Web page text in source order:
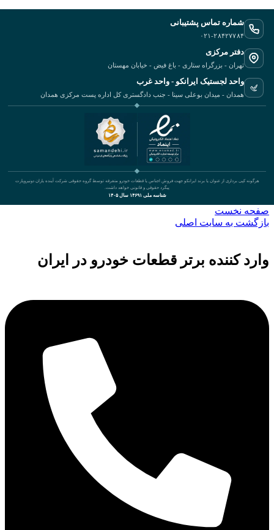
شماره تماس پشتیبانی
۰۲۱-۲۸۴۲۷۷۸۴
دفتر مرکزی
تهران - بزرگراه ستاری - باغ فیض - خیابان مهستان
واحد لجستیک ایرانکو - واحد غرب
همدان - میدان بوعلی سینا - جنب دادگستری کل اداره پست مرکزی همدان
هرگونه کپی برداری از عنوان یا برند ایرانکو جهت فروش اجناس یا قطعات خودرو متفرقه توسط گروه حقوقی شرکت آینده یاران دونیروپارت
پیگرد حقوقی و قانونی خواهد داشت.
شناسه ملی ۱۴۶۹۱ سال ۱۴۰۵
صفحه نخست
بازگشت به سایت اصلی
وارد کننده برتر قطعات خودرو در ایران